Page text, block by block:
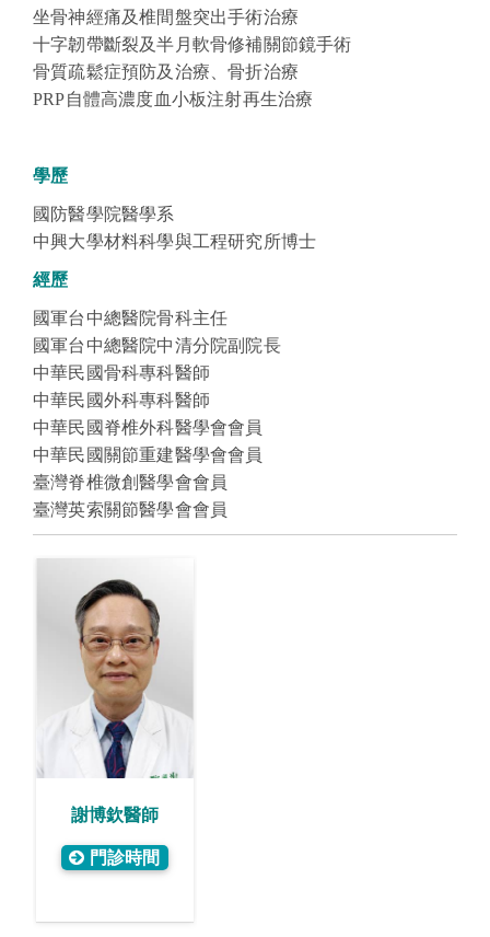
坐骨神經痛及椎間盤突出手術治療
十字韌帶斷裂及半月軟骨修補關節鏡手術
骨質疏鬆症預防及治療、骨折治療
PRP自體高濃度血小板注射再生治療
學歷
國防醫學院醫學系
中興大學材料科學與工程研究所博士
經歷
國軍台中總醫院骨科主任
國軍台中總醫院中清分院副院長
中華民國骨科專科醫師
中華民國外科專科醫師
中華民國脊椎外科醫學會會員
中華民國關節重建醫學會會員
臺灣脊椎微創醫學會會員
臺灣英索關節醫學會會員
謝博欽醫師
門診時間